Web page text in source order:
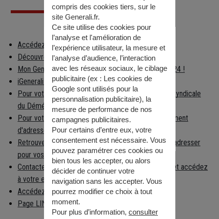
Accédez à votre espace client
Découvrez les applications Generali
Mon Generali : en relation avec votre assureur 24h/24 !
iGenerali : votre épargne dans votre poche !
Pour votre déménagement, consultez la Chambre Syndicale
du Déménagement
Pour votre déménagement, déclarez votre changement
d'adresse
Retrouvez facilement la préfecture à laquelle vous adresser
pour vos démarches
Contactez la caisse nationale d'Assurance Maladie et accédez
à votre espace per…
Accédez aux informations règlementaires
Page LINKEDIN
compris des cookies tiers, sur le
site Generali.fr.
Ce site utilise des cookies pour
l’analyse et l'amélioration de
l’expérience utilisateur, la mesure et
l’analyse d’audience, l’interaction
avec les réseaux sociaux, le ciblage
publicitaire (ex : Les cookies de
Google sont utilisés pour la
personnalisation publicitaire), la
mesure de performance de nos
campagnes publicitaires.
Pour certains d’entre eux, votre
consentement est nécessaire. Vous
pouvez paramétrer ces cookies ou
bien tous les accepter, ou alors
décider de continuer votre
navigation sans les accepter. Vous
pourrez modifier ce choix à tout
moment.
Pour plus d’information, consulter